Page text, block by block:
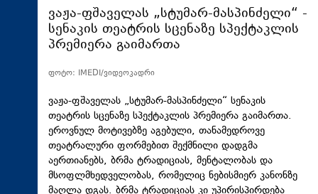
მსოფლიო
ჯანდაცვა
თავდაცვა
რეგიონი
კულტურა
ვაჟა-ფშაველას „სტუმარ-მასპინძელი“ -
სენაკის თეატრის სცენაზე სპექტაკლის
პრემიერა გაიმართა
ფოტო: IMEDI/ვიდეოკადრი
ვაჟა-ფშაველას „სტუმარ-მასპინძელი“ სენაკის
თეატრის სცენაზე სპექტაკლის პრემიერა გაიმართა.
ეროვნულ მოტივებზე აგებული, თანამედროვე
თეატრალური ფორმებით შექმნილი დადგმა
აერთიანებს, ბრმა ტრადიციას, მენტალობას და
მსოფლმხედველობას, რომელიც ნებისმიერ კანონზე
მაღლა დგას. ბრმა ტრადიციას კი უპირისპირდება